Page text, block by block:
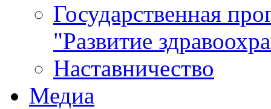
Государственная
"Развитие
Наставничество
Медиа